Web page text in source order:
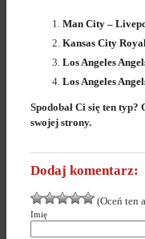
Man City –
Kansas City
Los Angeles
Los Angeles
Spodobał Ci się ten typ?
swojej strony.
Dodaj komentarz:
(Oceń ten
Imię